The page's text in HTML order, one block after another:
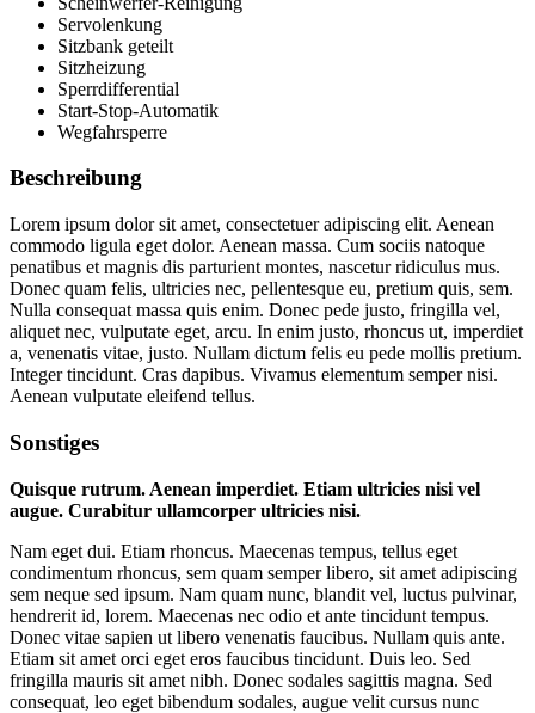
Servolenkung
Sitzbank geteilt
Sitzheizung
Sperrdifferential
Start-Stop-Automatik
Wegfahrsperre
Beschreibung
Lorem ipsum dolor sit amet, consectetuer adipiscing elit. Aenean
commodo ligula eget dolor. Aenean massa. Cum sociis natoque
penatibus et magnis dis parturient montes, nascetur ridiculus mus.
Donec quam felis, ultricies nec, pellentesque eu, pretium quis, sem.
Nulla consequat massa quis enim. Donec pede justo, fringilla vel,
aliquet nec, vulputate eget, arcu. In enim justo, rhoncus ut, imperdiet
a, venenatis vitae, justo. Nullam dictum felis eu pede mollis pretium.
Integer tincidunt. Cras dapibus. Vivamus elementum semper nisi.
Aenean vulputate eleifend tellus.
Sonstiges
Quisque rutrum. Aenean imperdiet. Etiam ultricies nisi vel
augue. Curabitur ullamcorper ultricies nisi.
Nam eget dui. Etiam rhoncus. Maecenas tempus, tellus eget
condimentum rhoncus, sem quam semper libero, sit amet adipiscing
sem neque sed ipsum. Nam quam nunc, blandit vel, luctus pulvinar,
hendrerit id, lorem. Maecenas nec odio et ante tincidunt tempus.
Donec vitae sapien ut libero venenatis faucibus. Nullam quis ante.
Etiam sit amet orci eget eros faucibus tincidunt. Duis leo. Sed
fringilla mauris sit amet nibh. Donec sodales sagittis magna. Sed
consequat, leo eget bibendum sodales, augue velit cursus nunc